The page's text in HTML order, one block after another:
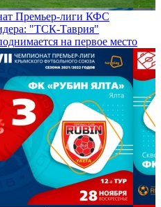
Премьер-лиги КФС
"ТСК-Таврия"
на первое место